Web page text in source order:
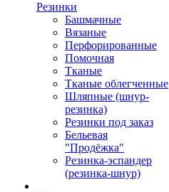
Резинки
Башмачные
Вязаные
Перфорированные
Помочная
Тканые
Тканые облегченные
Шляпные (шнур-
резинка)
Резинки под заказ
Бельевая
"Продёжка"
Резинка-эспандер
(резинка-шнур)